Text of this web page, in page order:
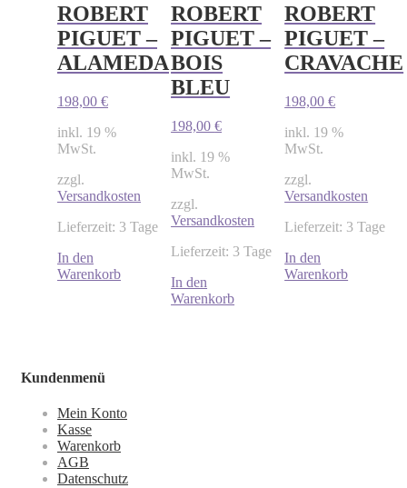
ROBERT
PIGUET –
ALAMEDA
198,00 €
inkl. 19 %
MwSt.
zzgl.
Versandkosten
Lieferzeit: 3 Tage
In den
Warenkorb
ROBERT
PIGUET –
BOIS
BLEU
198,00€
inkl. 19 %
MwSt.
zzgl.
Versandkosten
Lieferzeit: 3 Tage
In den
Warenkorb
ROBERT
PIGUET –
CRAVACHE
198,00€
inkl. 19 %
MwSt.
zzgl.
Versandkosten
Lieferzeit: 3 Tage
In den
Warenkorb
Kundenmenü
Mein Konto
Kasse
Warenkorb
AGB
Datenschutz